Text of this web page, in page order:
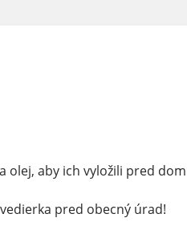
aby ich vyložili pred
pred obecný úrad!